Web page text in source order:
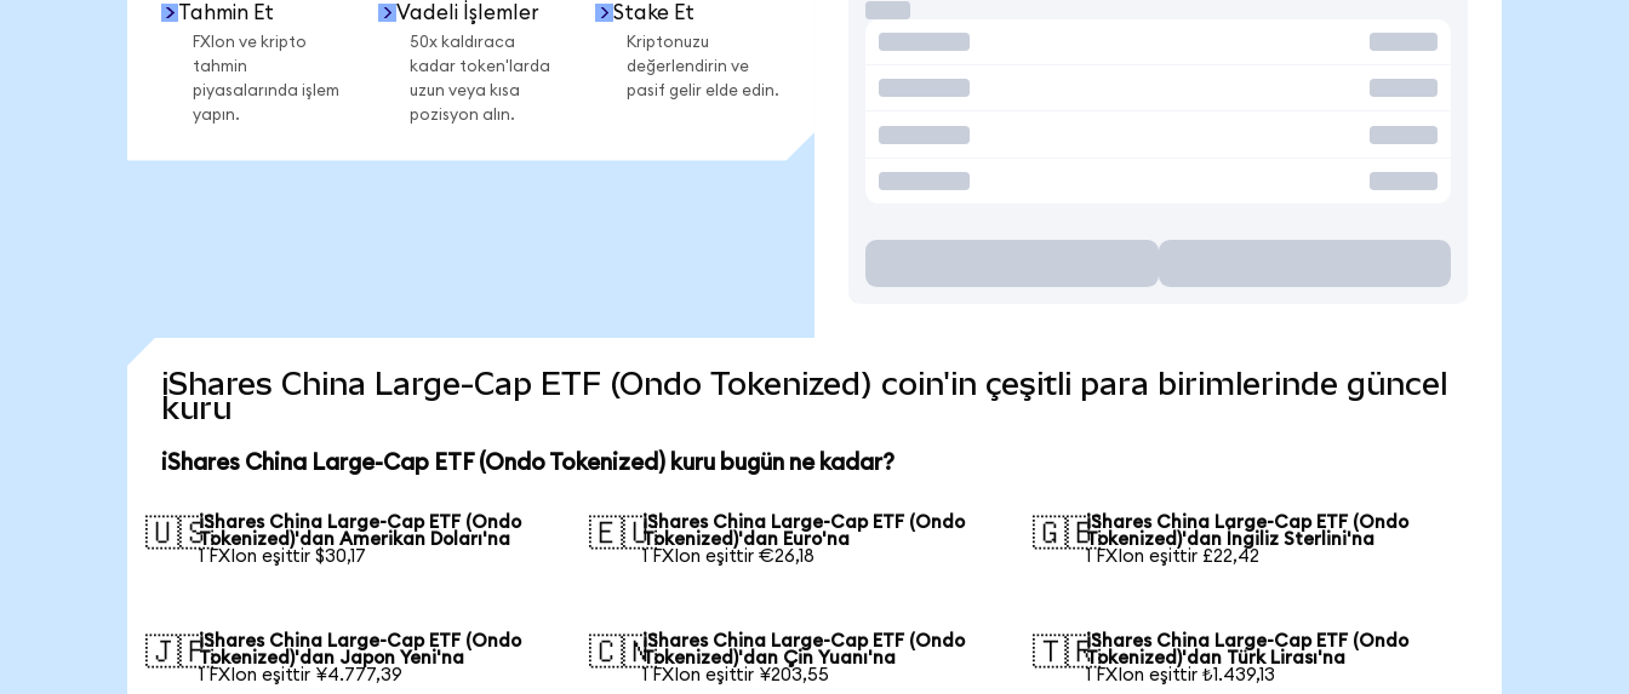
Tahmin Et
FXIon ve kripto
tahmin
piyasalarında işlem
yapın.
Vadeli İşlemler
50x kaldıraca
kadar token'larda
uzun veya kısa
pozisyon alın.
Stake Et
Kriptonuzu
değerlendirin ve
pasif gelir elde edin.
iShares China Large-Cap ETF (Ondo Tokenized) coin'in çeşitli para birimlerinde güncel
kuru
iShares China Large-Cap ETF (Ondo Tokenized) kuru bugün ne kadar?
🇺🇸iShares China Large-Cap ETF (Ondo
Tokenized)'dan Amerikan Doları'na
1 FXIon eşittir $30,17
🇪🇺iShares China Large-Cap ETF (Ondo
Tokenized)'dan Euro'na
1 FXIon eşittir €26,18
🇬🇧iShares China Large-Cap ETF (Ondo
Tokenized)'dan İngiliz Sterlini'na
1 FXIon eşittir £22,42
🇯🇵iShares China Large-Cap ETF (Ondo
Tokenized)'dan Japon Yeni'na
1 FXIon eşittir ¥4.777,39
🇨🇳iShares China Large-Cap ETF (Ondo
Tokenized)'dan Çin Yuanı'na
1 FXIon eşittir ¥203,55
🇹🇷iShares China Large-Cap ETF (Ondo
Tokenized)'dan Türk Lirası'na
1 FXIon eşittir ₺1.439,13